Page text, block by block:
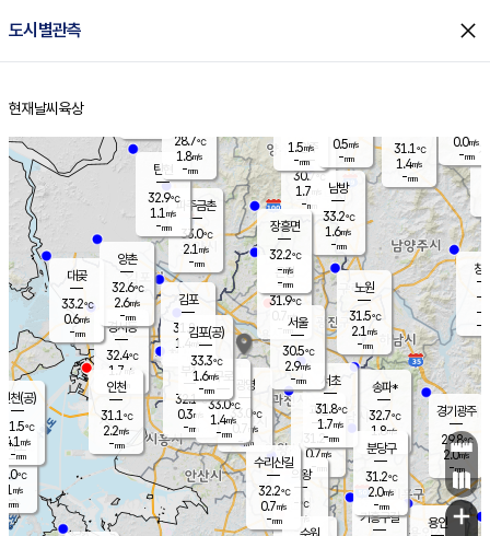
도시별관측 close
홈
현재날씨 육상
의도
℃
m/s
mm
양주
30.7℃
1.7
-mm
과천
31.2℃
0.7m/s
- mm
용인
경기광주
29.8℃
2.0m/s
-mm
경서동
32.4℃
1.7 m/s
-mm
파주금촌
33.0℃
2.1 m/s
-mm
31.1℃
1.4m/s
-mm
대곶
33.2℃
0.6m/s
-mm
창
-
-m/
-
탄현
32.9℃
1.1 m/s
-mm
0.0m/s
-mm
의왕
- ℃
m/s
mm
김포
31.8℃
1.4 m/s
mm
광명
33.0
℃
0.7 m/s
-mm
부천
32.1℃
0.3m/s
-mm
양촌
32.6℃
2.6m/s
-mm
구로
33.0℃
1.4m/s
-mm
은평
31.9℃
0.7 m/s
- mm
노원
31.5℃
2.1 m/s
-mm
송파*
32.7℃
1.8m/s
-mm
서초
31.8℃
1.7m/s
-mm
남방
33.2℃
1.6m/s
-mm
기흥구갈
수리산길
32.2℃
0.7m/s
-mm
분당구
31.2℃
2.0m/s
-mm
장흥면
32.2℃
-m/s
-mm
1.5m/s
-mm
인천(공)
31.5℃
4.1 m/s
-mm
김포(공)
33.3℃
1.6m/s
-mm
인천
31.1℃
2.2m/s
-mm
서울
30.5℃
2.9m/s
-mm
28.7℃
1.8m/s
-mm
0.5m/s
-mm
+